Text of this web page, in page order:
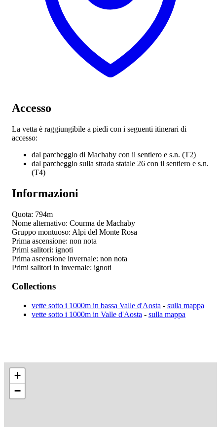
Accesso
La vetta è raggiungibile a piedi con i seguenti itinerari di
accesso:
dal parcheggio di Machaby con il sentiero e s.n. (T2)
dal parcheggio sulla strada statale 26 con il sentiero e s.n.
(T4)
Informazioni
Quota: 794m
Nome alternativo: Courma de Machaby
Gruppo montuoso: Alpi del Monte Rosa
Prima ascensione: non nota
Primi salitori: ignoti
Prima ascensione invernale: non nota
Primi salitori in invernale: ignoti
Collections
vette sotto i 1000m in bassa Valle d'Aosta - sulla mappa
vette sotto i 1000m in Valle d'Aosta - sulla mappa
+
−